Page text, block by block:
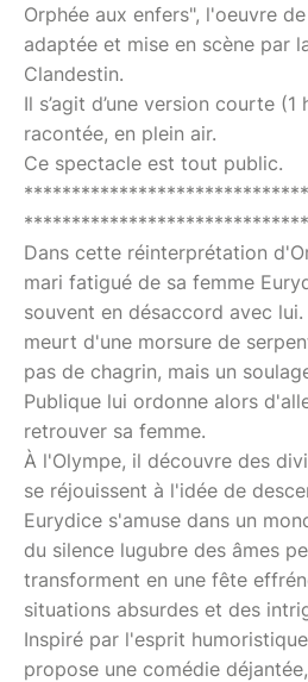
Orphée aux enfers", l'oeuvre
adaptée et mise en scène par
Clandestin.
Il s’agit d’une version courte (1
racontée, en plein air.
Ce spectacle est tout public.
Dans cette réinterprétation
mari fatigué de sa femme
souvent en désaccord avec
meurt d'une morsure de
pas de chagrin, mais un
Publique lui ordonne alors
retrouver sa femme.
À l'Olympe, il découvre des
se réjouissent à l'idée de
Eurydice s'amuse dans un
du silence lugubre des âmes
transforment en une fête
situations absurdes et des
Inspiré par l'esprit
propose une comédie